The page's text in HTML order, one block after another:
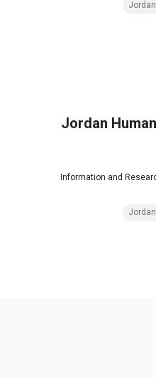
Jordan
Jordan
Information and
Jordan